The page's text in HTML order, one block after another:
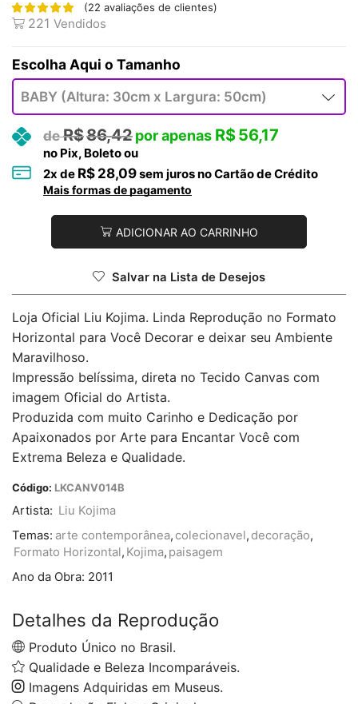
(22 avaliações de clientes)
221 Vendidos
Tamanho
R$86,42 R$56,17
no Pix, Boleto ou
2x de R$ 28,09sem juros no Cartão de Crédito
Mais formas de pagamento
ADICIONAR AO CARRINHO
Salvar na Lista de Desejos
Loja Oficial Liu Kojima. Linda Reprodução no Formato
Horizontal para Você Decorar e deixar seu Ambiente
Maravilhoso.
Impressão belíssima, direta no Tecido Canvas com
imagem Oficial do Artista.
Produzida com muito Carinho e Dedicação por
Apaixonados por Arte para Encantar Você com
Extrema Beleza e Qualidade.
Código: LKCANV014B
Artista: Liu Kojima
Temas: arte contemporânea, colecionavel, decoração,
Formato Horizontal, Kojima, paisagem
Ano da Obra: 2011
Detalhes da Reprodução
Produto Único no Brasil.
Qualidade e Beleza Incomparáveis.
Imagens Adquiridas em Museus.